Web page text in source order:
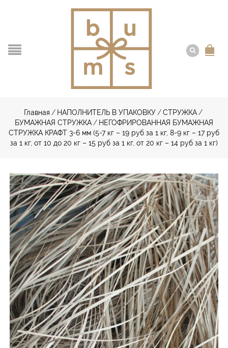
Главная / НАПОЛНИТЕЛЬ В УПАКОВКУ /СТРУЖКА /
БУМАЖНАЯ СТРУЖКА / НЕГОФРИРОВАННАЯ БУМАЖНАЯ
СТРУЖКА КРАФТ 3-6 мм (5-7 кг – 19 руб за 1 кг, 8-9 кг – 17 руб
за 1 кг, от 10 до 20 кг – 15 руб за 1 кг, от 20 кг – 14 руб за 1 кг)